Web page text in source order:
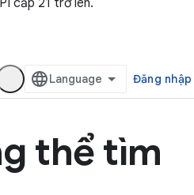
cấp 21 trở lên.